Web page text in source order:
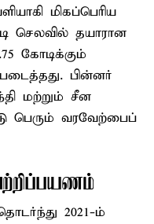
மிகப்பெரிய
செலவில் தயாரான
கோடிக்கும்
பின்னர்
மற்றும் சீன
பெரும் வரவேற்பைப்
2021-ம்